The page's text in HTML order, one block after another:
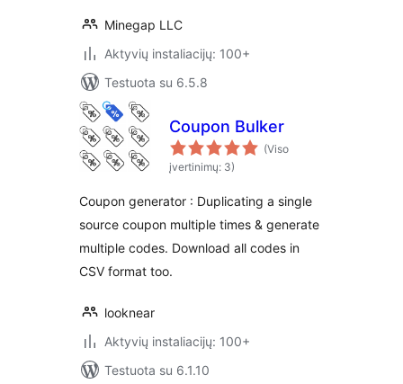
Minegap LLC
Aktyvių instaliacijų: 100+
Testuota su 6.5.8
Coupon Bulker
(Viso
įvertinimų: 3)
Coupon generator : Duplicating a single
source coupon multiple times & generate
multiple codes. Download all codes in
CSV format too.
looknear
Aktyvių instaliacijų: 100+
Testuota su 6.1.10